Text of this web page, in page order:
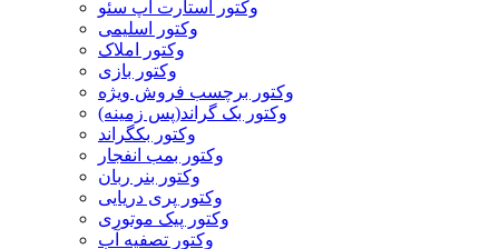
وکتور استارت آپ سئو
وکتور اسلیمی
وکتور املاک
وکتور بازی
وکتور برچسب فروش ویژه
وکتور بک گراند(پس زمینه)
وکتور بکگراند
وکتور بمب انفجار
وکتور بنر ربان
وکتور پری دریایی
وکتور پیک موتوری
وکتور تصفیه آب